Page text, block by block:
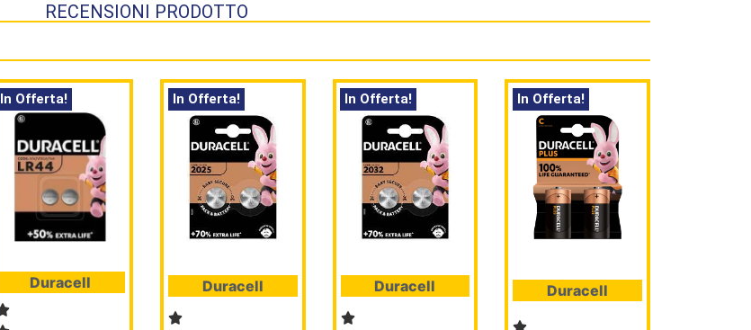
RECENSIONI PRODOTTO
In Offerta!
Duracell
In Offerta!
Duracell
In Offerta!
Duracell
In Offerta!
Duracell